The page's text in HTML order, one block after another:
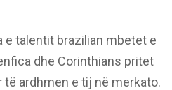
e talentit brazilian mbetet e
dhe Corinthians pritet
ardhmen e tij në merkato.